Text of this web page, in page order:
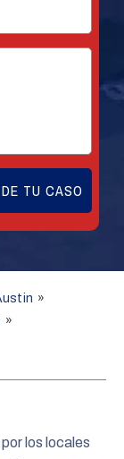
»
»
los locales